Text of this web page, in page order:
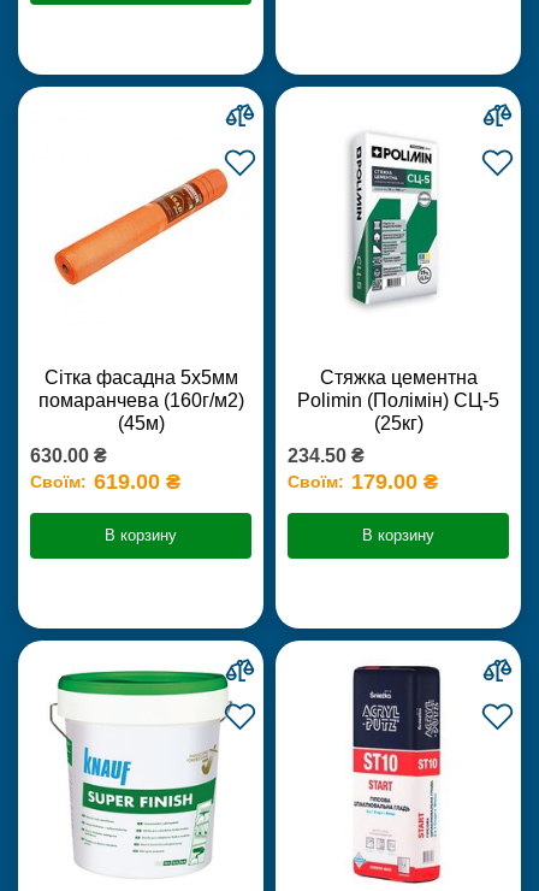
Сітка фасадна 5х5мм
помаранчева (160г/м2)
(45м)
630.00 ₴
Своїм: 619.00 ₴
В корзину
Стяжка цементна
Polimin (Полімін) СЦ-5
(25кг)
234.50 ₴
Своїм: 179.00 ₴
В корзину